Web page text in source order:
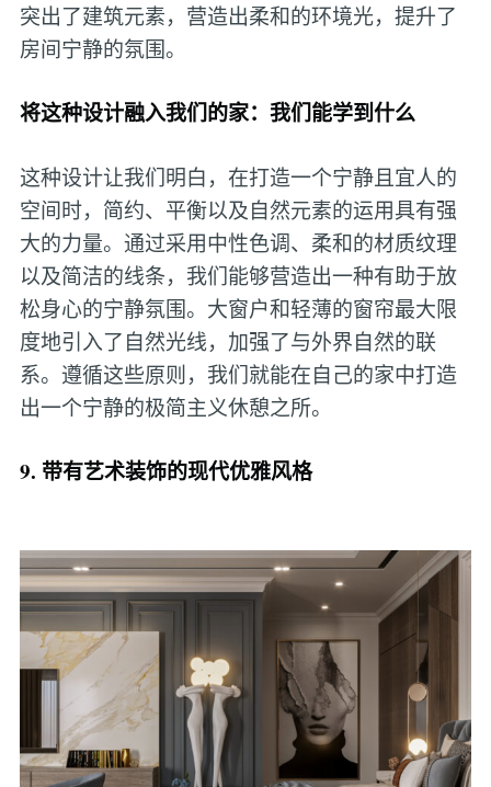
突出了建筑元素，营造出柔和的环境光，提升了
房间宁静的氛围。
将这种设计融入我们的家：我们能学到什么
这种设计让我们明白，在打造一个宁静且宜人的
空间时，简约、平衡以及自然元素的运用具有强
大的力量。通过采用中性色调、柔和的材质纹理
以及简洁的线条，我们能够营造出一种有助于放
松身心的宁静氛围。大窗户和轻薄的窗帘最大限
度地引入了自然光线，加强了与外界自然的联
系。遵循这些原则，我们就能在自己的家中打造
出一个宁静的极简主义休憩之所。
9. 带有艺术装饰的现代优雅风格